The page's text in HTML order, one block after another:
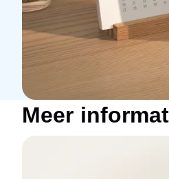
Meer